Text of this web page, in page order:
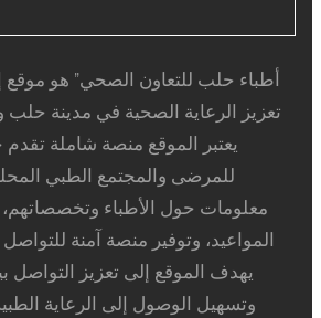
تعزيز الرعاية الصحية في مدينة
يعتبر الموقع منصة شاملة
للمرضى والمجتمع الطبي
معلومات حول الأطباء
المواعيد، وتوفير منصة آمنة
يهدف الموقع إلى تعزيز التواصل
وتسهيل الوصول إلى الرعاية